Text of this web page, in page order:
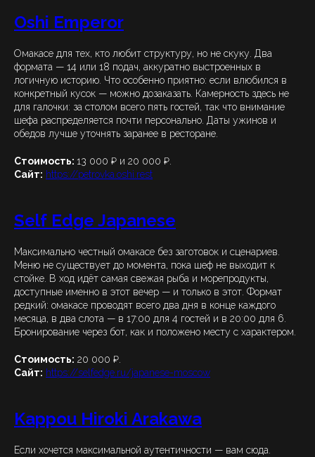
Oshi Emperor
Омакасе для тех, кто любит структуру, но не скуку. Два
формата — 14 или 18 подач, аккуратно выстроенных в
логичную историю. Что особенно приятно: если влюбился в
конкретный кусок — можно дозаказать. Камерность здесь не
для галочки: за столом всего пять гостей, так что внимание
шефа распределяется почти персонально. Даты ужинов и
обедов лучше уточнять заранее в ресторане.
Стоимость: 13 000 ₽ и 20 000 ₽.
Сайт: https://petrovka.oshi.rest
Self Edge Japanese
Максимально честный омакасе без заготовок и сценариев.
Меню не существует до момента, пока шеф не выходит к
стойке. В ход идёт самая свежая рыба и морепродукты,
доступные именно в этот вечер — и только в этот. Формат
редкий: омакасе проводят всего два дня в конце каждого
месяца, в два слота — в 17:00 для 4 гостей и в 20:00 для 6.
Бронирование через бот, как и положено месту с характером.
Стоимость: 20 000 ₽.
Сайт: https://selfedge.ru/japanese-moscow
Kappou Hiroki Arakawa
Если хочется максимальной аутентичности — вам сюда.